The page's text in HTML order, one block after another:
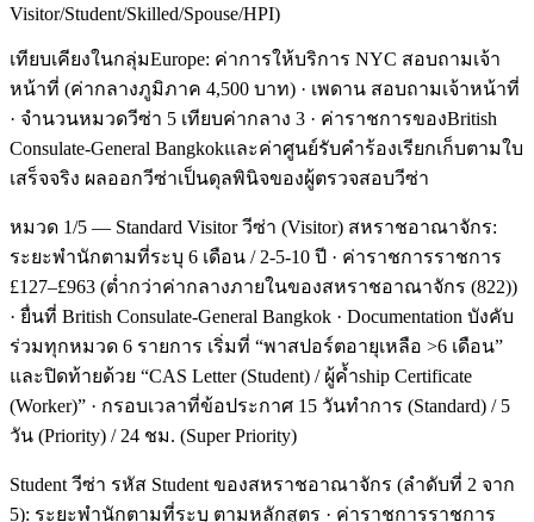
Visitor/Student/Skilled/Spouse/HPI)
เทียบเคียงในกลุ่มEurope: ค่าการให้บริการ NYC สอบถามเจ้า
หน้าที่ (ค่ากลางภูมิภาค 4,500 บาท) · เพดาน สอบถามเจ้าหน้าที่
· จำนวนหมวดวีซ่า 5 เทียบค่ากลาง 3 · ค่าราชการของBritish
Consulate-General Bangkokและค่าศูนย์รับคำร้องเรียกเก็บตามใบ
เสร็จจริง ผลออกวีซ่าเป็นดุลพินิจของผู้ตรวจสอบวีซ่า
หมวด 1/5 — Standard Visitor วีซ่า (Visitor) สหราชอาณาจักร:
ระยะพำนักตามที่ระบุ 6 เดือน / 2-5-10 ปี · ค่าราชการราชการ
£127–£963 (ต่ำกว่าค่ากลางภายในของสหราชอาณาจักร (822))
· ยื่นที่ British Consulate-General Bangkok · Documentation บังคับ
ร่วมทุกหมวด 6 รายการ เริ่มที่ “พาสปอร์ตอายุเหลือ >6 เดือน”
และปิดท้ายด้วย “CAS Letter (Student) / ผู้ค้ำship Certificate
(Worker)” · กรอบเวลาที่ข้อประกาศ 15 วันทำการ (Standard) / 5
วัน (Priority) / 24 ชม. (Super Priority)
Student วีซ่า รหัส Student ของสหราชอาณาจักร (ลำดับที่ 2 จาก
5): ระยะพำนักตามที่ระบุ ตามหลักสูตร · ค่าราชการราชการ